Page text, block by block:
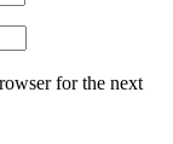
for the next